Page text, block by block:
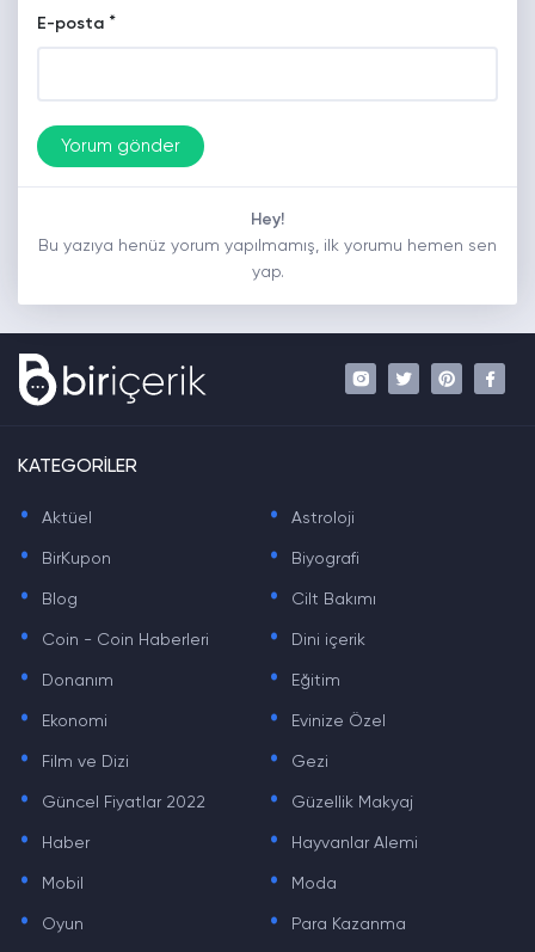
E-posta *
Hey!
Bu yazıya henüz yorum yapılmamış, ilk yorumu hemen sen
yap.
KATEGORİLER
. Aktüel . Astroloji
. BirKupon . Biyografi
. Blog . Cilt Bakımı
. Coin - Coin Haberleri . Dini içerik
. Donanım . Eğitim
. Ekonomi . Evinize Özel
. Film ve Dizi . Gezi
. Güncel Fiyatlar 2022 . Güzellik Makyaj
. Haber . Hayvanlar Alemi
. Mobil . Moda
. Oyun . Para Kazanma